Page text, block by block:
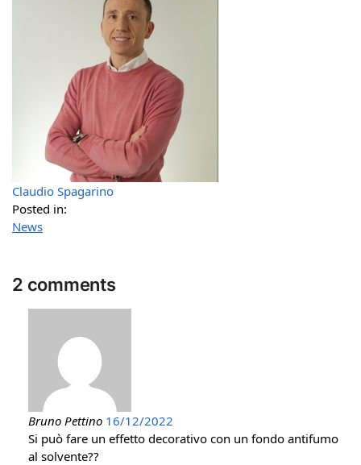
Claudio Spagarino
Posted in:
News
2 comments
Bruno Pettino 16/12/2022
Si può fare un effetto decorativo con un fondo antifumo
al solvente??